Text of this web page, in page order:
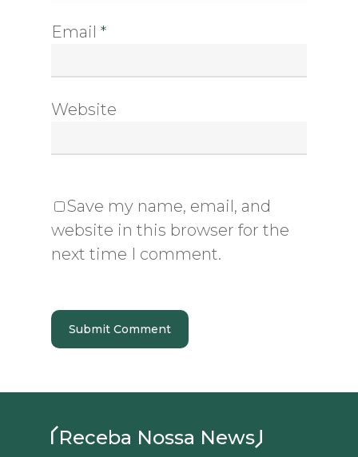
Email *
Website
Save my name, email, and
website in this browser for the
next time I comment.
Receba Nossa News